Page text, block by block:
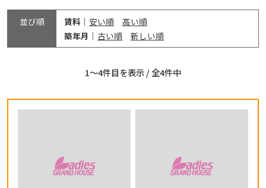
並び順 賃料 安い順
高い順
築年月
古い順 新しい順
1〜4件目を表示 / 全4件中